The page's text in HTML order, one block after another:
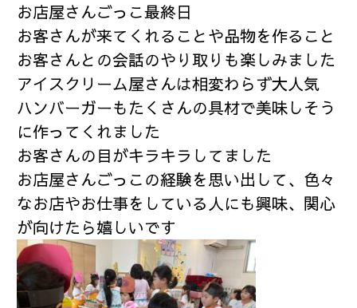
お店屋さんごっこ最終日
お客さんが来てくれることや品物を作ること
お客さんとの会話のやり取りも楽しみました
アイスクリーム屋さんは相変わらず大人気
ハンバーガーもたくさんの具材で美味しそう
に作ってくれました
お客さんの目がキラキラしてました
お店屋さんごっこの経験を思い出して、色々
なお店やお仕事をしている人にも興味、関心
が向けたら嬉しいです